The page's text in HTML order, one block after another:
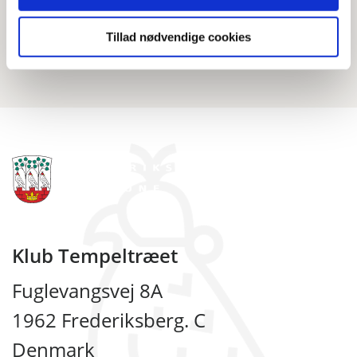
Tillad nødvendige cookies
Pædagogerne der bader med børnene har
Frederiksberg kommune bassinprøve.
Klub Tempeltræet
Fuglevangsvej 8A
1962 Frederiksberg. C
Denmark